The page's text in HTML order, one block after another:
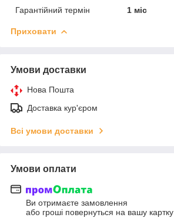
Гарантійний термін
1 міс
Приховати
Умови доставки
Нова Пошта
Доставка кур'єром
Всі умови доставки
Умови оплати
Ви отримаєте замовлення
або гроші повернуться на вашу картку